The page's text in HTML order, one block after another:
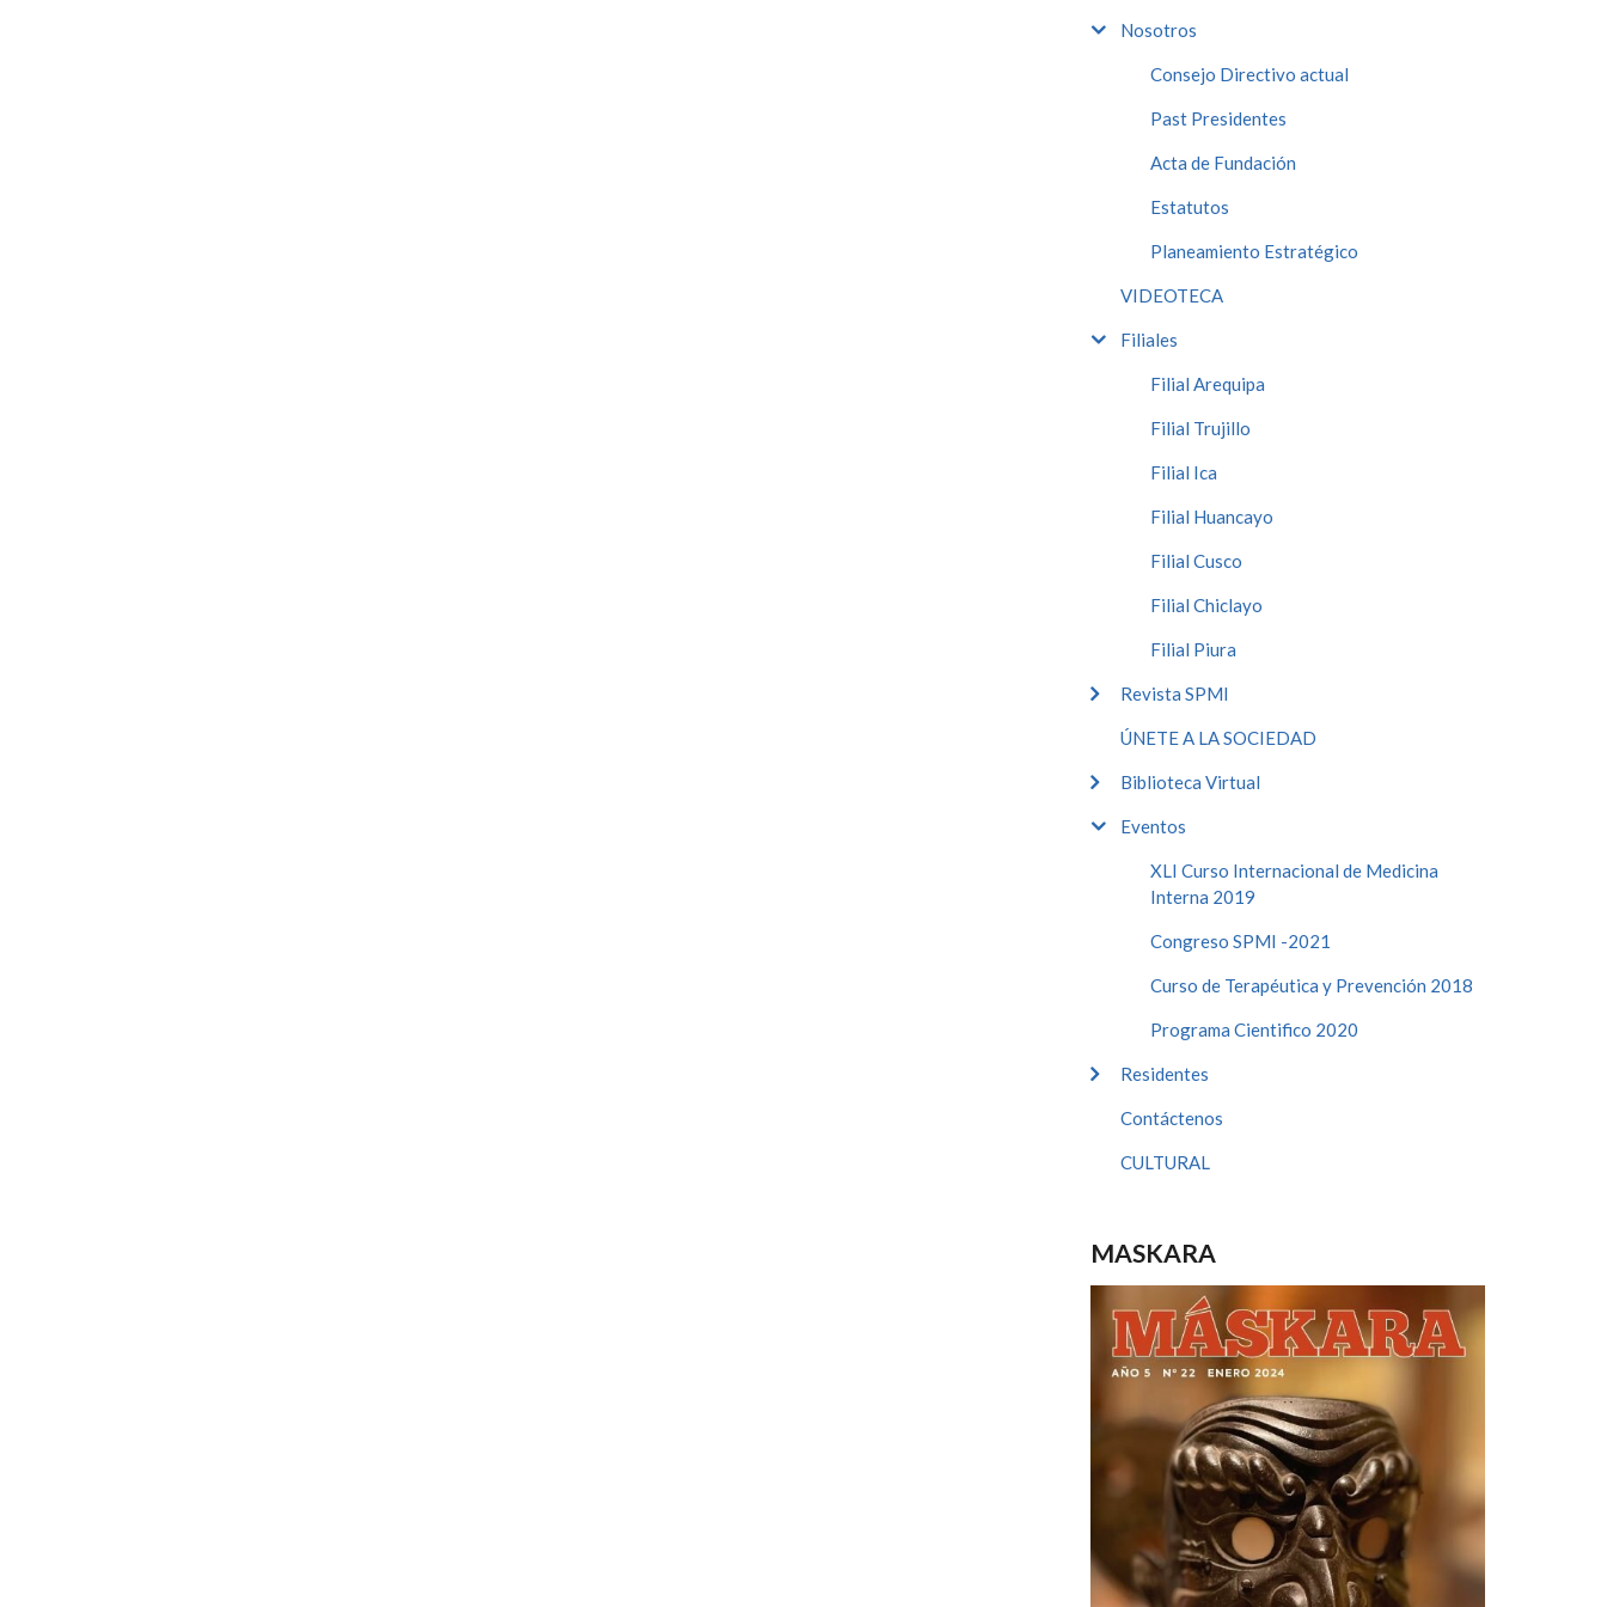
Nosotros
Consejo Directivo actual
Past Presidentes
Acta de Fundación
Estatutos
Planeamiento Estratégico
VIDEOTECA
Filiales
Filial Arequipa
Filial Trujillo
Filial Ica
Filial Huancayo
Filial Cusco
Filial Chiclayo
Filial Piura
Revista SPMI
ÚNETE A LA SOCIEDAD
Biblioteca Virtual
Eventos
XLI Curso Internacional de Medicina
Interna 2019
Congreso SPMI -2021
Curso de Terapéutica y Prevención 2018
Programa Cientifico 2020
Residentes
Contáctenos
CULTURAL
MASKARA